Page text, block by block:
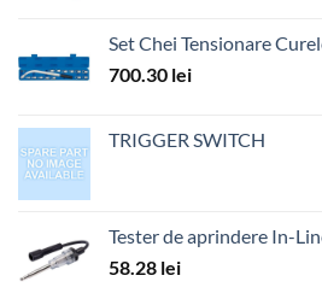
Set Chei Tensionare
700.30 lei
TRIGGER SWITCH
Tester de aprindere In-
58.28 lei